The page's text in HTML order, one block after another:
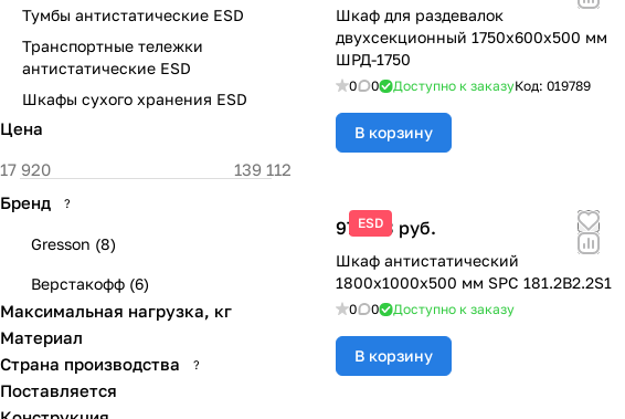
Шкаф для раздевалок
двухсекционный 1750х600х500 мм
ШРД-1750
0 0 Доступно к заказуКод: 019789
В корзину
ESD
97 483 руб.
Шкаф антистатический
1800x1000x500 мм SPC 181.2B2.2S1
0 0 Доступно к заказу
В корзину
Тумбы антистатические ESD
Транспортные тележки
антистатические ESD
Шкафы сухого хранения ESD
Цена
Бренд ?
Gresson (8)
Верстакофф (6)
Максимальная нагрузка, кг
Материал
Страна производства
?
Поставляется